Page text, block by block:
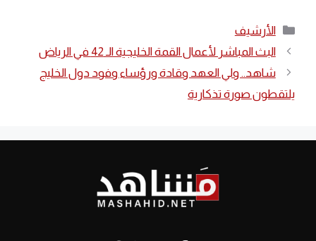
التصنيفات
الأرشيف
البث المباشر لأعمال القمة الخليجية الـ 42 في الرياض
شاهد.. ولي العهد وقادة ورؤساء وفود دول الخليج
يلتقطون صورة تذكارية